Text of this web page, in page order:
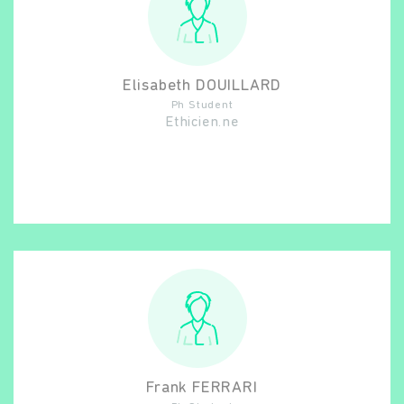
Elisabeth DOUILLARD
Ph Student
Ethicien.ne
Frank FERRARI